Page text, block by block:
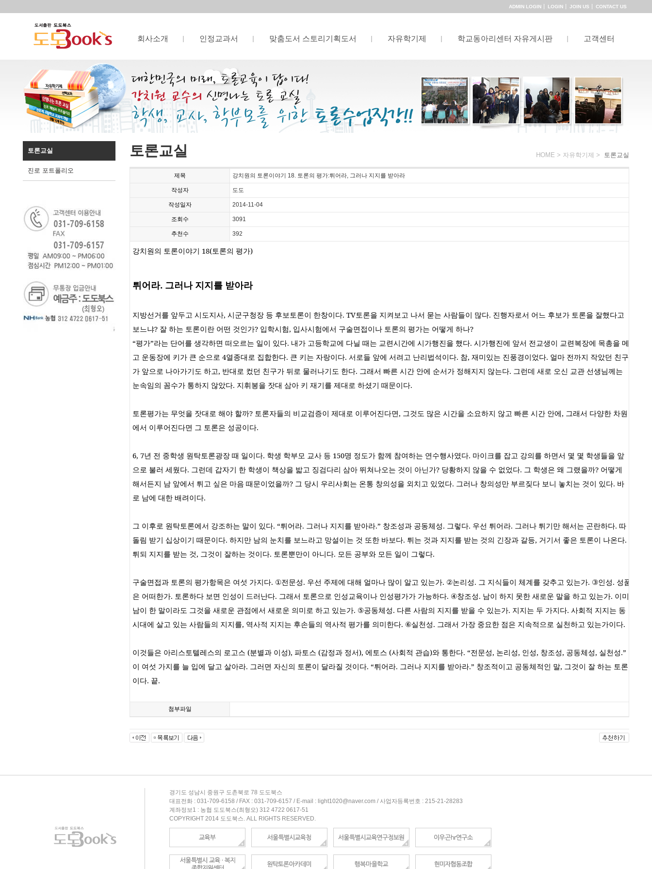
ADMIN LOGIN LOGIN JOIN US CONTACT US
회사소개 인정교과서 맞춤도서 스토리기획도서 자유학기제 학교동아리센터 자유게시판 고객센터
토론교실
진로 포트폴리오
토론교실 HOME > 자유학기제 > 토론교실
제목 강치원의 토론이야기 18. 토론의 평가:튀어라, 그러나 지지를 받아라
작성자 도도
작성일자 2014-11-04
조회수 3091
추천수 392
강치원의 토론이야기 18(토론의 평가)
튀어라. 그러나 지지를 받아라
지방선거를 앞두고 시도지사, 시군구청장 등 후보토론이 한창이다. TV토론을 지켜보고 나서 묻는 사람들이 많다. 진행자로서 어느 후보가 토론을 잘했다고
보느냐? 잘 하는 토론이란 어떤 것인가? 입학시험, 입사시험에서 구술면접이나 토론의 평가는 어떻게 하나?
“평가”라는 단어를 생각하면 떠오르는 일이 있다. 내가 고등학교에 다닐 때는 교련시간에 시가행진을 했다. 시가행진에 앞서 전교생이 교련복장에 목총을 메
고 운동장에 키가 큰 순으로 4열종대로 집합한다. 큰 키는 자랑이다. 서로들 앞에 서려고 난리법석이다. 참, 재미있는 진풍경이었다. 얼마 전까지 작았던 친구
가 앞으로 나아가기도 하고, 반대로 컸던 친구가 뒤로 물러나기도 한다. 그래서 빠른 시간 안에 순서가 정해지지 않는다. 그런데 새로 오신 교관 선생님께는
눈속임의 꼼수가 통하지 않았다. 지휘봉을 잣대 삼아 키 재기를 제대로 하셨기 때문이다.
토론평가는 무엇을 잣대로 해야 할까? 토론자들의 비교검증이 제대로 이루어진다면, 그것도 많은 시간을 소요하지 않고 빠른 시간 안에, 그래서 다양한 차원
에서 이루어진다면 그 토론은 성공이다.
6, 7년 전 중학생 원탁토론광장 때 일이다. 학생 학부모 교사 등 150명 정도가 함께 참여하는 연수행사였다. 마이크를 잡고 강의를 하면서 몇 몇 학생들을 앞
으로 불러 세웠다. 그런데 갑자기 한 학생이 책상을 밟고 징검다리 삼아 뛰쳐나오는 것이 아닌가? 당황하지 않을 수 없었다. 그 학생은 왜 그랬을까? 어떻게
해서든지 남 앞에서 튀고 싶은 마음 때문이었을까? 그 당시 우리사회는 온통 창의성을 외치고 있었다. 그러나 창의성만 부르짖다 보니 놓치는 것이 있다. 바
로 남에 대한 배려이다.
그 이후로 원탁토론에서 강조하는 말이 있다. “튀어라. 그러나 지지를 받아라.” 창조성과 공동체성. 그렇다. 우선 튀어라. 그러나 튀기만 해서는 곤란하다. 따
돌림 받기 십상이기 때문이다. 하지만 남의 눈치를 보느라고 망설이는 것 또한 바보다. 튀는 것과 지지를 받는 것의 긴장과 갈등, 거기서 좋은 토론이 나온다.
튀되 지지를 받는 것, 그것이 잘하는 것이다. 토론뿐만이 아니다. 모든 공부와 모든 일이 그렇다.
구술면접과 토론의 평가항목은 여섯 가지다. ①전문성. 우선 주제에 대해 얼마나 많이 알고 있는가. ②논리성. 그 지식들이 체계를 갖추고 있는가. ③인성. 성품
은 어떠한가. 토론하다 보면 인성이 드러난다. 그래서 토론으로 인성교육이나 인성평가가 가능하다. ④창조성. 남이 하지 못한 새로운 말을 하고 있는가. 이미
남이 한 말이라도 그것을 새로운 관점에서 새로운 의미로 하고 있는가. ⑤공동체성. 다른 사람의 지지를 받을 수 있는가. 지지는 두 가지다. 사회적 지지는 동
시대에 살고 있는 사람들의 지지를, 역사적 지지는 후손들의 역사적 평가를 의미한다. ⑥실천성. 그래서 가장 중요한 점은 지속적으로 실천하고 있는가이다.
이것들은 아리스토텔레스의 로고스 (분별과 이성), 파토스 (감정과 정서), 에토스 (사회적 관습)와 통한다. “전문성, 논리성, 인성, 창조성, 공동체성, 실천성.”
이 여섯 가지를 늘 입에 달고 살아라. 그러면 자신의 토론이 달라질 것이다. “튀어라. 그러나 지지를 받아라.” 창조적이고 공동체적인 말, 그것이 잘 하는 토론
이다. 끝.
첨부파일
경기도 성남시 중원구 도촌북로 78 도도북스
대표전화 : 031-709-6158 / FAX : 031-709-6157 / E-mail : light1020@naver.com / 사업자등록번호 : 215-21-28283
계좌정보1 : 농협 도도북스(최형오) 312 4722 0617-51
COPYRIGHT 2014 도도북스. ALL RIGHTS RESERVED.